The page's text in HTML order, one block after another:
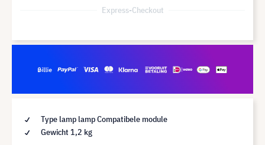
Express-Checkout
Type lamp lamp Compatibele module
Gewicht 1,2 kg